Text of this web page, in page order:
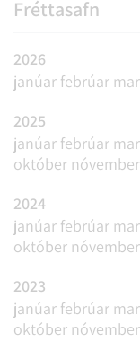
Fréttasafn
2026
janúar febrúar
2025
janúar febrúar
október nóvember
2024
janúar febrúar
október nóvember
2023
janúar febrúar
október nóvember